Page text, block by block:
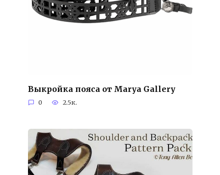
Выкройка пояса от Marya Gallery
0 2.5к.